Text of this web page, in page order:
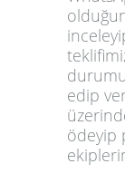
edip
ödeyip